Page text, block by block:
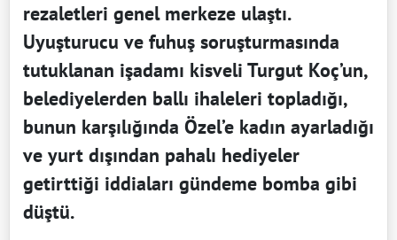
rezaletleri genel merkeze ulaştı.
Uyuşturucu ve fuhuş soruşturmasında
tutuklanan işadamı kisveli Turgut Koç’un,
belediyelerden ballı ihaleleri topladığı,
bunun karşılığında Özel’e kadın ayarladığı
ve yurt dışından pahalı hediyeler
getirttiği iddiaları gündeme bomba gibi
düştü.